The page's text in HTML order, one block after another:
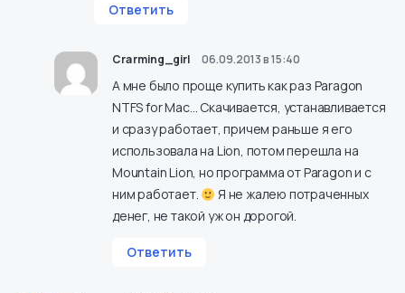
Ответить
Crarming_girl 06.09.2013 в 15:40
А мне было проще купить как раз Paragon
NTFS for Mac… Скачивается, устанавливается
и сразу работает, причем раньше я его
использовала на Lion, потом перешла на
Mountain Lion, но программа от Paragon и с
ним работает.
Я не жалею потраченных
денег, не такой уж он дорогой.
Ответить